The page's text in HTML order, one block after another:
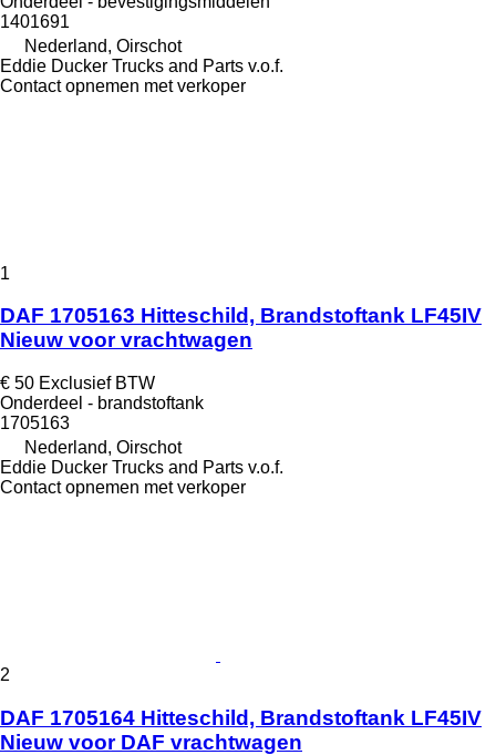
1401691
Nederland, Oirschot
Eddie Ducker Trucks and Parts v.o.f.
Contact opnemen met verkoper
1
DAF 1705163 Hitteschild, Brandstoftank LF45IV
Nieuw voor vrachtwagen
€ 50 Exclusief BTW
Onderdeel - brandstoftank
1705163
Nederland, Oirschot
Eddie Ducker Trucks and Parts v.o.f.
Contact opnemen met verkoper
2
DAF 1705164 Hitteschild, Brandstoftank LF45IV
Nieuw voor DAF vrachtwagen